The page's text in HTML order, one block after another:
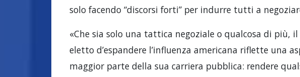
solo facendo “discorsi forti” per indurre tutti a
«Che sia solo una tattica negoziale o qualcosa di più,
eletto d’espandere l’influenza americana riflette una
maggior parte della sua carriera pubblica: rendere